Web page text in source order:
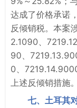
达成了价格承诺
反倾销税。本案
2.1090、
90、
0、
上述反倾销措施。
七、土耳其